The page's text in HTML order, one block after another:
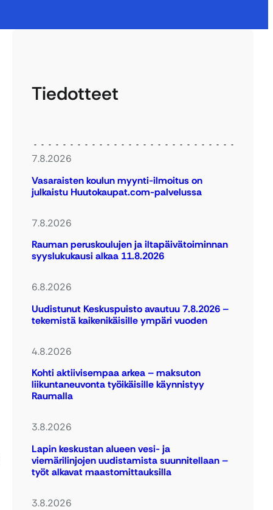
Tiedotteet
7.8.2026
Vasaraisten koulun myynti-ilmoitus on
julkaistu Huutokaupat.com-palvelussa
7.8.2026
Rauman peruskoulujen ja iltapäivätoiminnan
syyslukukausi alkaa 11.8.2026
6.8.2026
Uudistunut Keskuspuisto avautuu 7.8.2026 –
tekemistä kaikenikäisille ympäri vuoden
4.8.2026
Kohti aktiivisempaa arkea – maksuton
liikuntaneuvonta työikäisille käynnistyy
Raumalla
3.8.2026
Lapin keskustan alueen vesi- ja
viemärilinjojen uudistamista suunnitellaan –
työt alkavat maastomittauksilla
3.8.2026